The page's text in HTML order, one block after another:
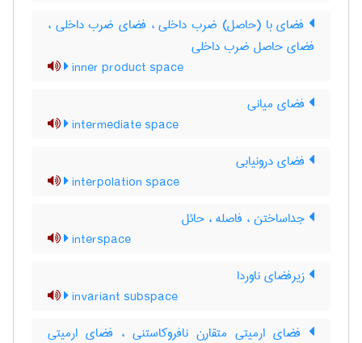
فضای با (حاصل) ضرب داخلی ، فضای ضرب داخلی ،
فضای حاصل ضرب داخلی
inner product space
فضای میانی
intermediate space
فضای درونیابی
interpolation space
جداساختن ، فاصله ، حائل
interspace
زیرفضای ناوردا
invariant subspace
فضای ارمیتی متقارن نافروکاستنی ، فضای ارمیتی